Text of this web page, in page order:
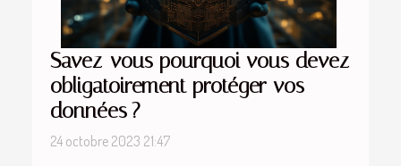
Savez-vous pourquoi vous devez
obligatoirement protéger vos
données ?
24 octobre 2023 21:47